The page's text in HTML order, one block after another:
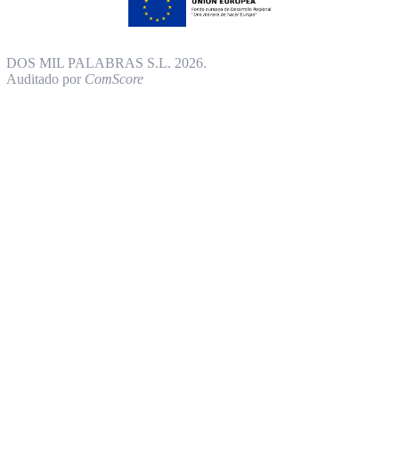
DOS MIL PALABRAS S.L. 2026.
Auditado por ComScore